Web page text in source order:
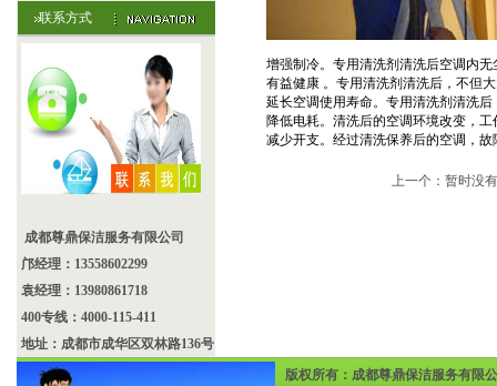
联系方式
成都尊鼎保洁服务有限公司
邝经理：13558602299
袁经理：13980861718
400专线：4000-115-411
地址：成都市成华区双林路136号
增强制冷。专用清洗剂清洗后空调内
有益健康 。专用清洗剂清洗后，不但
延长空调使用寿命。专用清洗剂清洗
降低电耗。清洗后的空调环境改变，
减少开支。经过清洗保养后的空调，
上一个：暂时没有
版权所有：成都尊鼎保洁服务有限